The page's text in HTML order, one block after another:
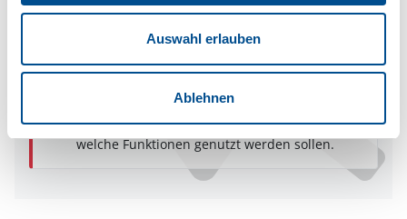
Auswahl erlauben
Ablehnen
Funktionen wird dadurch auf dieser Seite
verhindert. Um die Funktionen nutzen zu können,
deaktivieren Sie bitte den Blocker für diese Seite
oder setzen sie auf Ihre Whitelist.
Nachdem Sie Ihre Erlaubnis gegeben
haben, können Sie weiterhin selbst bestimmen,
welche Funktionen genutzt werden sollen.